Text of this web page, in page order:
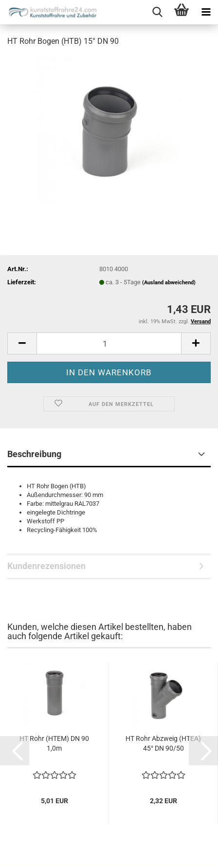
HT Rohr Bogen (HTB) 15° DN 90
Art.Nr.:
8010 4000
Lieferzeit:
ca. 3 - 5Tage(Ausland abweichend)
1,43 EUR
inkl. 19% MwSt. zzgl. Versand
AUF DEN MERKZETTEL
Beschreibung
HT Rohr Bogen (HTB)
Außendurchmesser: 90 mm
Farbe: mittelgrau RAL7037
eingelegte Dichtringe
Werkstoff PP
Recycling-Fähigkeit 100%
Kundenrezensionen
Kunden, welche diesen Artikel bestellten, haben
auch folgende Artikel gekauft:
HT Rohr (HTEM) DN 90
1,0m
5,01 EUR
HT Rohr Abzweig (HTEA)
45° DN 90/50
2,32 EUR